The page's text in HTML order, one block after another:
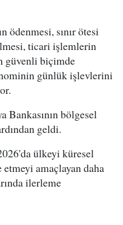
ödenmesi, sınır ötesi
ticari işlemlerin
güvenli biçimde
günlük işlevlerini
bölgesel
geldi.
ülkeyi küresel
amaçlayan daha
ilerleme